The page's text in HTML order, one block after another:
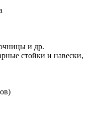
и др.
стойки и навески,